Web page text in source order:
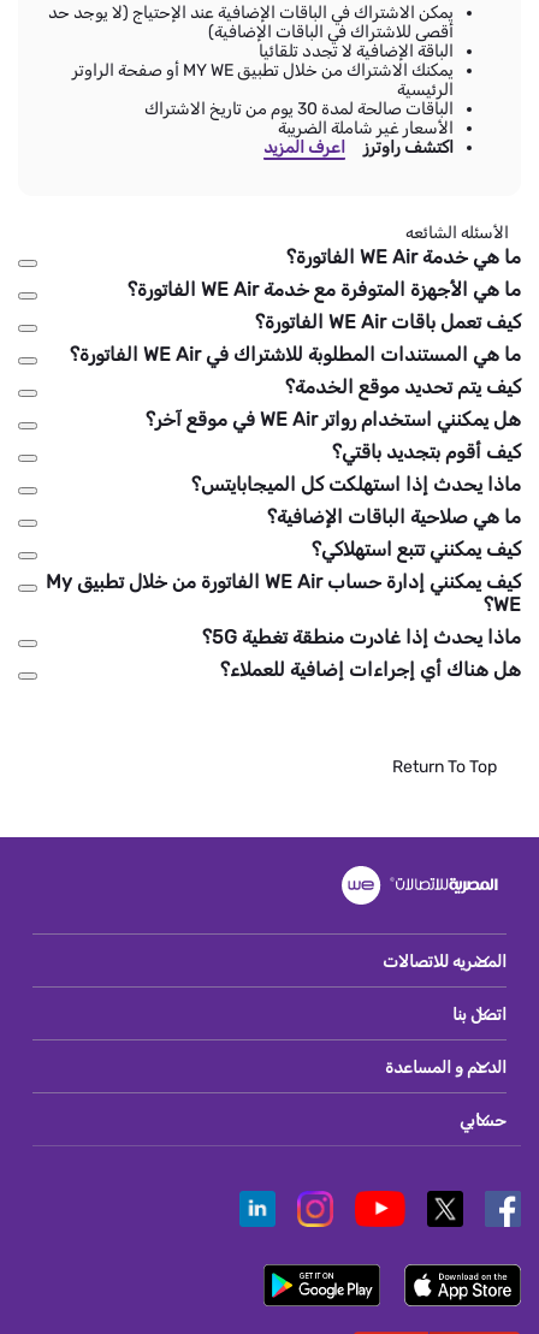
يمكن الاشتراك في الباقات الإضافية عند الإحتياج (لا يوجد حد
أقصى للاشتراك في الباقات الإضافية)
الباقة الإضافية لا تجدد تلقائيا
يمكنك الاشتراك من خلال تطبيق MY WE أو صفحة الراوتر
الرئيسية
الباقات صالحة لمدة 30 يوم من تاريخ الاشتراك
الأسعار غير شاملة الضريبة
اكتشف راوترز
اعرف المزيد
الأسئله الشائعه
ما هي خدمة WE Air الفاتورة؟
ما هي الأجهزة المتوفرة مع خدمة WE Air الفاتورة؟
كيف تعمل باقات WE Air الفاتورة؟
ما هي المستندات المطلوبة للاشتراك في WE Air الفاتورة؟
كيف يتم تحديد موقع الخدمة؟
هل يمكنني استخدام رواتر WE Air في موقع آخر؟
كيف أقوم بتجديد باقتي؟
ماذا يحدث إذا استهلكت كل الميجابايتس؟
ما هي صلاحية الباقات الإضافية؟
كيف يمكنني تتبع استهلاكي؟
كيف يمكنني إدارة حساب WE Air الفاتورة من خلال تطبيق My
WE؟
ماذا يحدث إذا غادرت منطقة تغطية 5G؟
هل هناك أي إجراءات إضافية للعملاء؟
Return To Top
المصريه للاتصالات
اتصل بنا
الدعم و المساعدة
حسابي